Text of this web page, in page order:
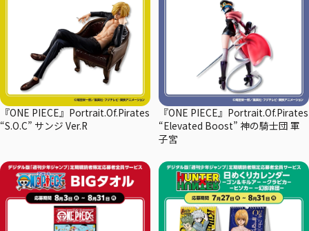
『ONE PIECE』Portrait.Of.Pirates
“S.O.C” サンジ Ver.R
『ONE PIECE』Portrait.Of.Pirates
“Elevated Boost” 神の騎士団 軍
子宮